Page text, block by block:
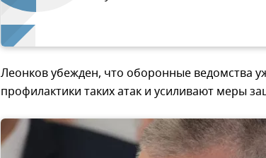
Леонков убежден, что оборонные ведомства
профилактики таких атак и усиливают меры